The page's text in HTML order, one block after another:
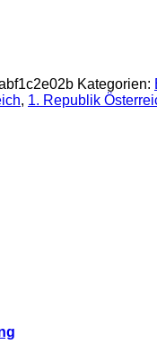
Kategorien:
, 1. Republik